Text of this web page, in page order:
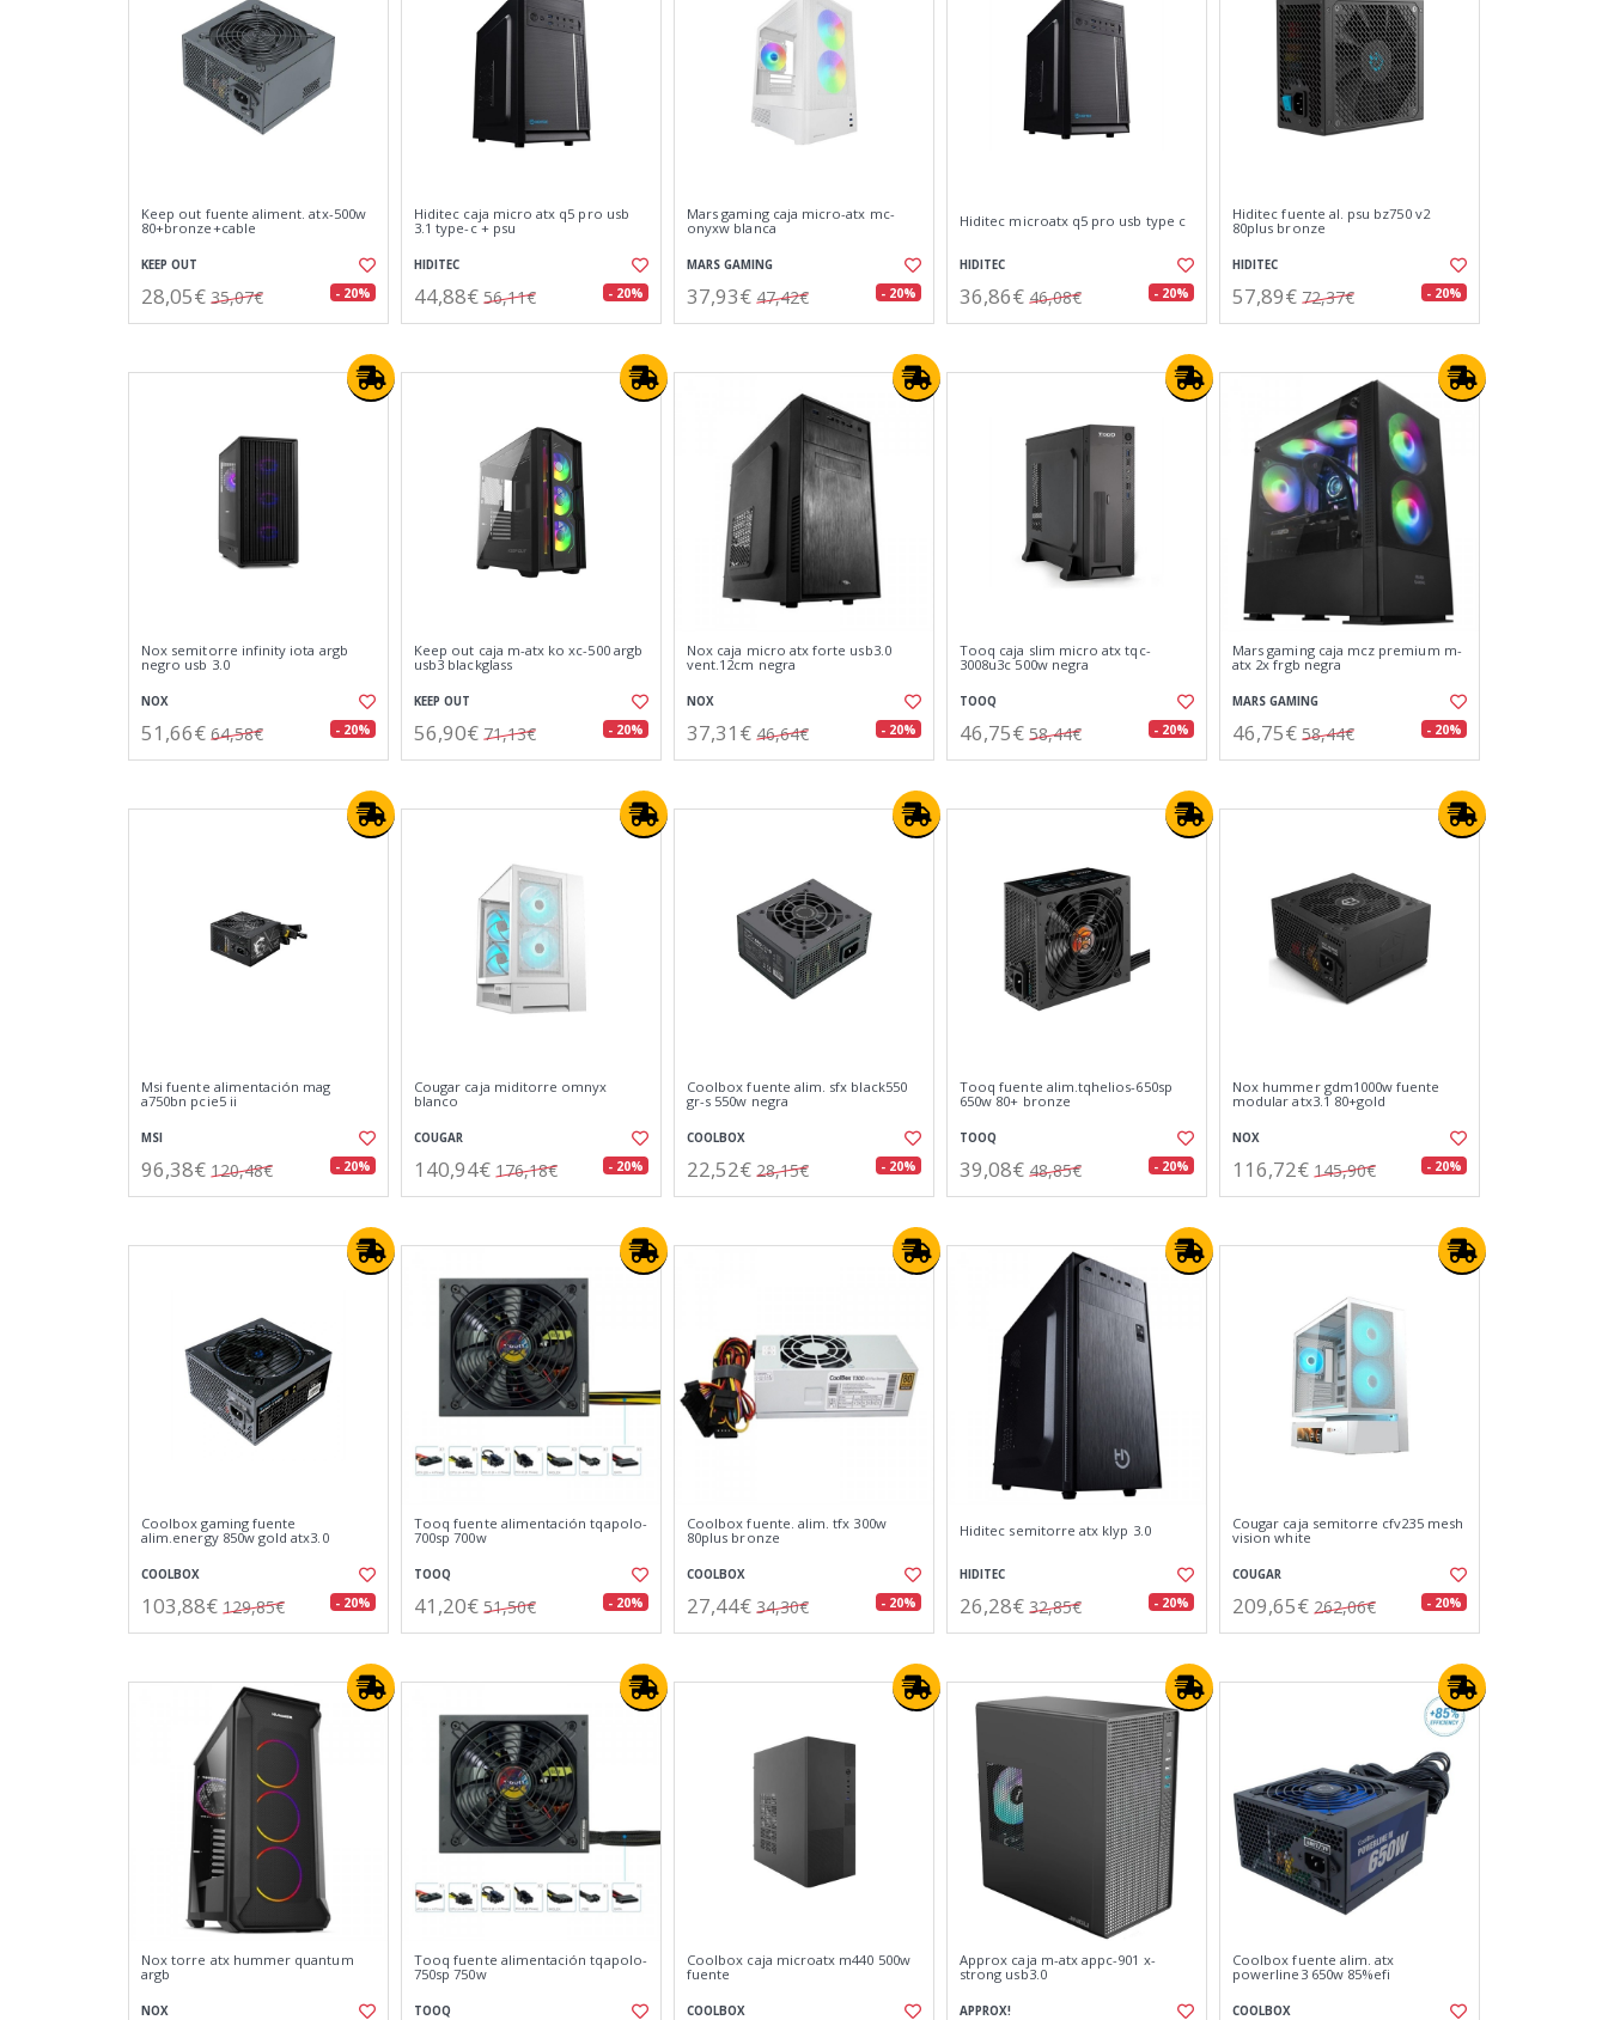
Keep out fuente aliment. atx-500w
80+bronze+cable
KEEP OUT
28,05€ 35,07€ - 20%
Hiditec caja micro atx q5 pro usb
3.1 type-c + psu
HIDITEC
44,88€ 56,11€ - 20%
Mars gaming caja micro-atx mc-
onyxw blanca
MARS GAMING
37,93€ 47,42€ - 20%
Hiditec microatx q5 pro usb type c
HIDITEC
36,86€ 46,08€ - 20%
Hiditec fuente al. psu bz750 v2
80plus bronze
HIDITEC
57,89€ 72,37€ - 20%
Nox semitorre infinity iota argb
negro usb 3.0
NOX
51,66€ 64,58€ - 20%
Keep out caja m-atx ko xc-500 argb
usb3 blackglass
KEEP OUT
56,90€ 71,13€ - 20%
Nox caja micro atx forte usb3.0
vent.12cm negra
NOX
37,31€ 46,64€ - 20%
Tooq caja slim micro atx tqc-
3008u3c 500w negra
TOOQ
46,75€ 58,44€ - 20%
Mars gaming caja mcz premium m-
atx 2x frgb negra
MARS GAMING
46,75€ 58,44€ - 20%
Msi fuente alimentación mag
a750bn pcie5 ii
MSI
96,38€ 120,48€ - 20%
Cougar caja miditorre omnyx
blanco
COUGAR
140,94€ 176,18€ - 20%
Coolbox fuente alim. sfx black550
gr-s 550w negra
COOLBOX
22,52€ 28,15€ - 20%
Tooq fuente alim.tqhelios-650sp
650w 80+ bronze
TOOQ
39,08€ 48,85€ - 20%
Nox hummer gdm1000w fuente
modular atx3.1 80+gold
NOX
116,72€ 145,90€ - 20%
Coolbox gaming fuente
alim.energy 850w gold atx3.0
COOLBOX
103,88€ 129,85€ - 20%
Tooq fuente alimentación tqapolo-
700sp 700w
TOOQ
41,20€ 51,50€ - 20%
Coolbox fuente. alim. tfx 300w
80plus bronze
COOLBOX
27,44€ 34,30€ - 20%
Hiditec semitorre atx klyp 3.0
HIDITEC
26,28€ 32,85€ - 20%
Cougar caja semitorre cfv235 mesh
vision white
COUGAR
209,65€ 262,06€ - 20%
Nox torre atx hummer quantum
argb
NOX
Tooq fuente alimentación tqapolo-
750sp 750w
TOOQ
Coolbox caja microatx m440 500w
fuente
COOLBOX
Approx caja m-atx appc-901 x-
strong usb3.0
APPROX!
Coolbox fuente alim. atx
powerline3 650w 85%efi
COOLBOX